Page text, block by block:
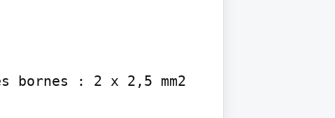
bornes : 2 x 2,5 mm2